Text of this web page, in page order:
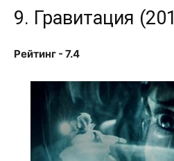
9. Гравитация
Рейтинг - 7.4